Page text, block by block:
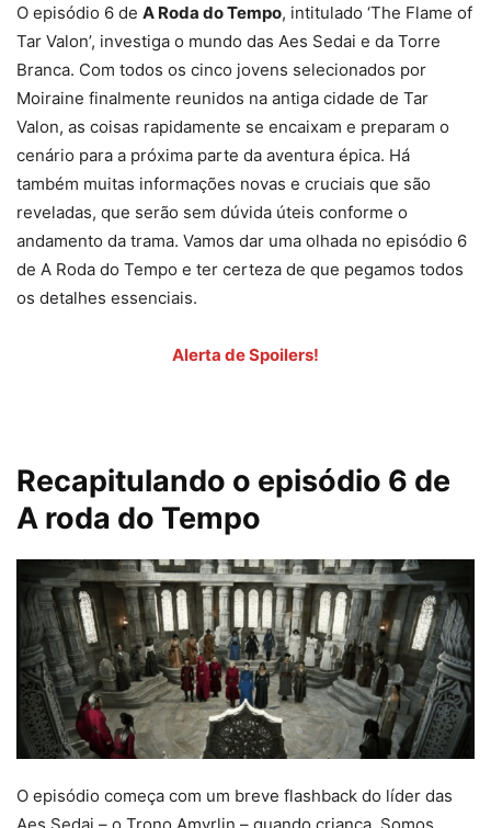
O episódio 6 de A Roda do Tempo, intitulado ‘The Flame of
Tar Valon’, investiga o mundo das Aes Sedai e da Torre
Branca. Com todos os cinco jovens selecionados por
Moiraine finalmente reunidos na antiga cidade de Tar
Valon, as coisas rapidamente se encaixam e preparam o
cenário para a próxima parte da aventura épica. Há
também muitas informações novas e cruciais que são
reveladas, que serão sem dúvida úteis conforme o
andamento da trama. Vamos dar uma olhada no episódio 6
de A Roda do Tempo e ter certeza de que pegamos todos
os detalhes essenciais.
Alerta de Spoilers!
Recapitulando o episódio 6 de
A roda do Tempo
O episódio começa com um breve flashback do líder das
Aes Sedai – o Trono Amyrlin – quando criança. Somos